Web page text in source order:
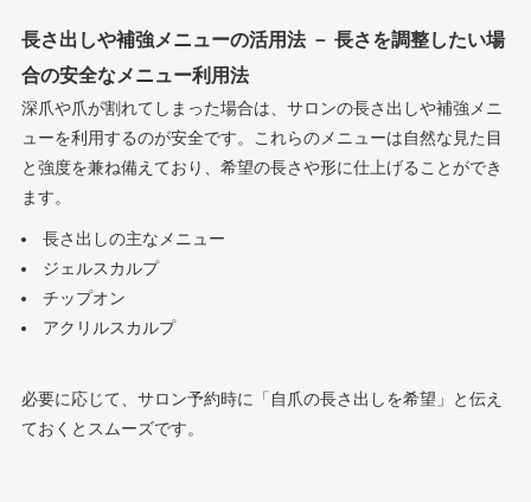
長さ出しや補強メニューの活用法 － 長さを調整したい場
合の安全なメニュー利用法
深爪や爪が割れてしまった場合は、サロンの長さ出しや補強メニ
ューを利用するのが安全です。これらのメニューは自然な見た目
と強度を兼ね備えており、希望の長さや形に仕上げることができ
ます。
長さ出しの主なメニュー
ジェルスカルプ
チップオン
アクリルスカルプ
必要に応じて、サロン予約時に「自爪の長さ出しを希望」と伝え
ておくとスムーズです。